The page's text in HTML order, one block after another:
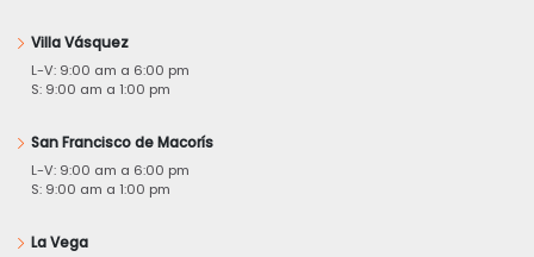
Villa Vásquez
L-V: 9:00 am a 6:00 pm
S: 9:00 am a 1:00 pm
San Francisco de Macorís
L-V: 9:00 am a 6:00 pm
S: 9:00 am a 1:00 pm
La Vega